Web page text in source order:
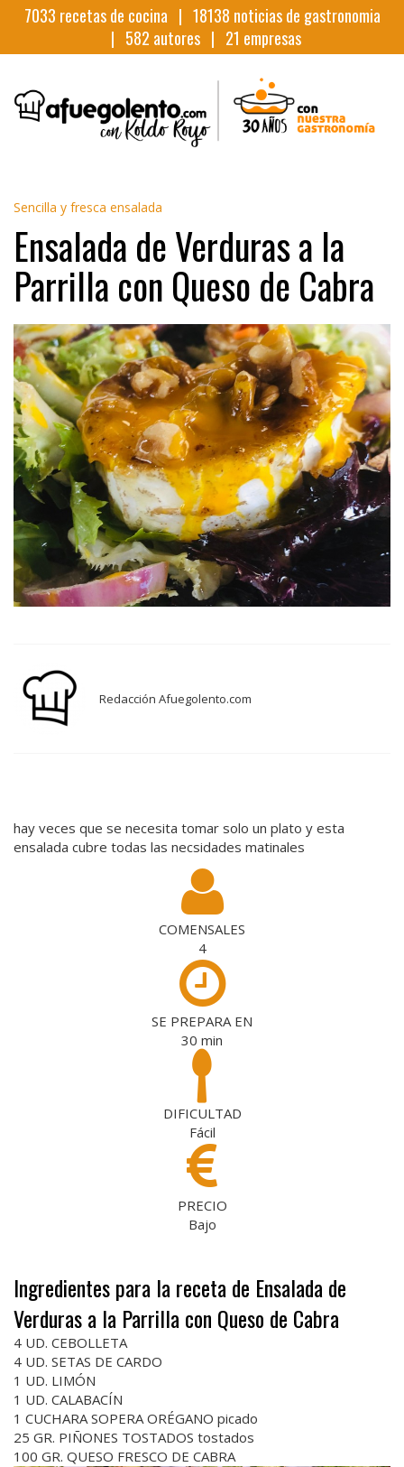
7033 recetas de cocina | 18138 noticias de gastronomia
| 582 autores | 21 empresas
Sencilla y fresca ensalada
Ensalada de Verduras a la
Parrilla con Queso de Cabra
Redacción Afuegolento.com
hay veces que se necesita tomar solo un plato y esta
ensalada cubre todas las necsidades matinales
COMENSALES
4
SE PREPARA EN
30 min
DIFICULTAD
Fácil
PRECIO
Bajo
Ingredientes para la receta de Ensalada de
Verduras a la Parrilla con Queso de Cabra
4 UD. CEBOLLETA
4 UD. SETAS DE CARDO
1 UD. LIMÓN
1 UD. CALABACÍN
1 CUCHARA SOPERA ORÉGANO picado
25 GR. PIÑONES TOSTADOS tostados
100 GR. QUESO FRESCO DE CABRA